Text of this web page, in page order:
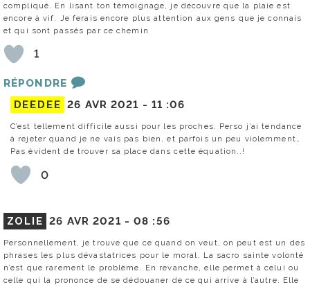
compliqué. En lisant ton témoignage, je découvre que la plaie est
encore à vif. Je ferais encore plus attention aux gens que je connais
et qui sont passés par ce chemin
1
RÉPONDRE
DEEDEE 26 AVR 2021 - 11 :06
C’est tellement difficile aussi pour les proches. Perso j’ai tendance
à rejeter quand je ne vais pas bien, et parfois un peu violemment…
Pas évident de trouver sa place dans cette équation..!
0
ZOLIE 26 AVR 2021 -08 :56
Personnellement, je trouve que ce quand on veut, on peut est un des
phrases les plus dévastatrices pour le moral. La sacro sainte volonté
n’est que rarement le problème. En revanche, elle permet à celui ou
celle qui la prononce de se dédouaner de ce qui arrive à l’autre. Elle